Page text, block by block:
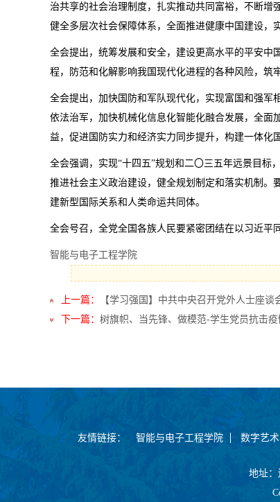
治共享的社会治理制度，扎实推动共同富裕，不断增
健全多层次社会保障体系，全面推进健康中国建设，
全会提出，统筹发展和安全，建设更高水平的平安
程，防范和化解影响我国现代化进程的各种风险，筑
全会提出，加快国防和军队现代化，实现富国和强军
依法治军，加快机械化信息化智能化融合发展，全
益，促进国防实力和经济实力同步提升，构建一体化
全会强调，实现“十四五”规划和二〇三五年远景目标
推进社会主义政治建设，健全规划制定和落实机制
建新型国际关系和人类命运共同体。
全会号召，全党全国各族人民要紧密团结在以习近平
智能与电子工程学院
上一篇：
【学习强国】中共中央召开党外人士座
下一篇： 树旗帜、当先锋、做模范-学生党员抗击
友情链接： 智能与电子工程学院 数字艺
地址：